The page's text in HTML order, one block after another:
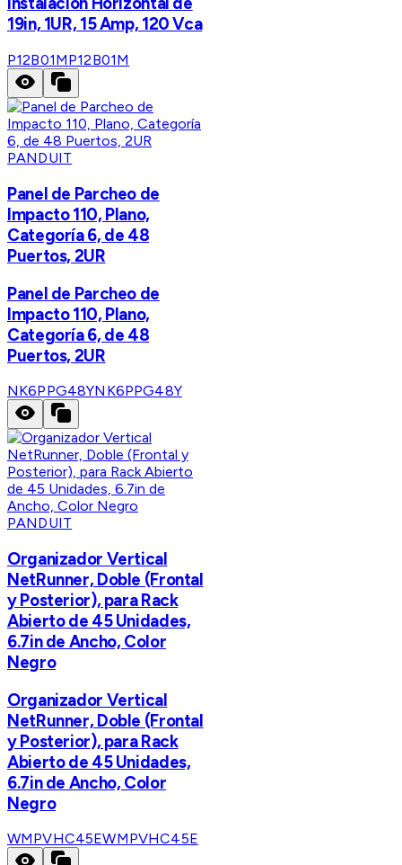
19in, 1UR, 15 Amp, 120 Vca
P12B01MP12B01M
PANDUIT
Panel de Parcheo de
Impacto 110, Plano,
Categoría 6, de 48
Puertos, 2UR
Panel de Parcheo de
Impacto 110, Plano,
Categoría 6, de 48
Puertos, 2UR
NK6PPG48YNK6PPG48Y
PANDUIT
Organizador Vertical
NetRunner, Doble (Frontal
y Posterior), para Rack
Abierto de 45 Unidades,
6.7in de Ancho, Color
Negro
Organizador Vertical
NetRunner, Doble (Frontal
y Posterior), para Rack
Abierto de 45 Unidades,
6.7in de Ancho, Color
Negro
WMPVHC45EWMPVHC45E